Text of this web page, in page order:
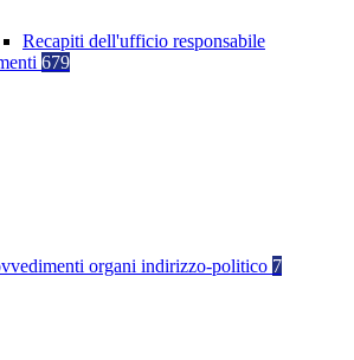
Recapiti dell'ufficio responsabile
679
organi indirizzo-politico 7